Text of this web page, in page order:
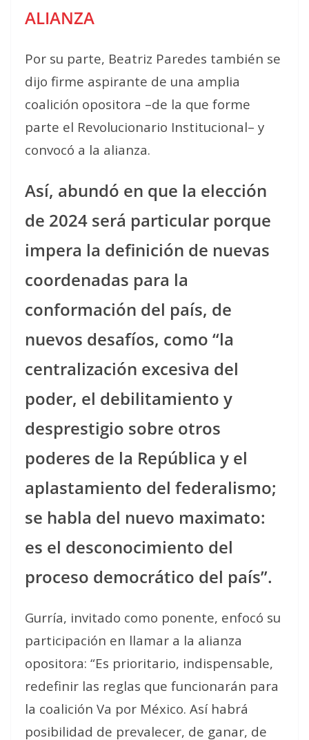
ALIANZA
Por su parte, Beatriz Paredes también se
dijo firme aspirante de una amplia
coalición opositora –de la que forme
parte el Revolucionario Institucional– y
convocó a la alianza.
Así, abundó en que la elección
de 2024 será particular porque
impera la definición de nuevas
coordenadas para la
conformación del país, de
nuevos desafíos, como “la
centralización excesiva del
poder, el debilitamiento y
desprestigio sobre otros
poderes de la República y el
aplastamiento del federalismo;
se habla del nuevo maximato:
es el desconocimiento del
proceso democrático del país”.
Gurría, invitado como ponente, enfocó su
participación en llamar a la alianza
opositora: “Es prioritario, indispensable,
redefinir las reglas que funcionarán para
la coalición Va por México. Así habrá
posibilidad de prevalecer, de ganar, de